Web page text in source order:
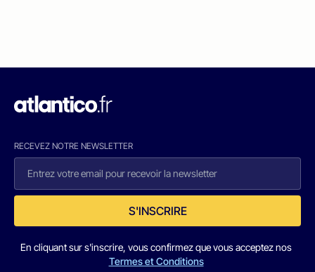
RECEVEZ NOTRE NEWSLETTER
S'INSCRIRE
En cliquant sur s'inscrire, vous confirmez que vous acceptez nos
Termes et Conditions